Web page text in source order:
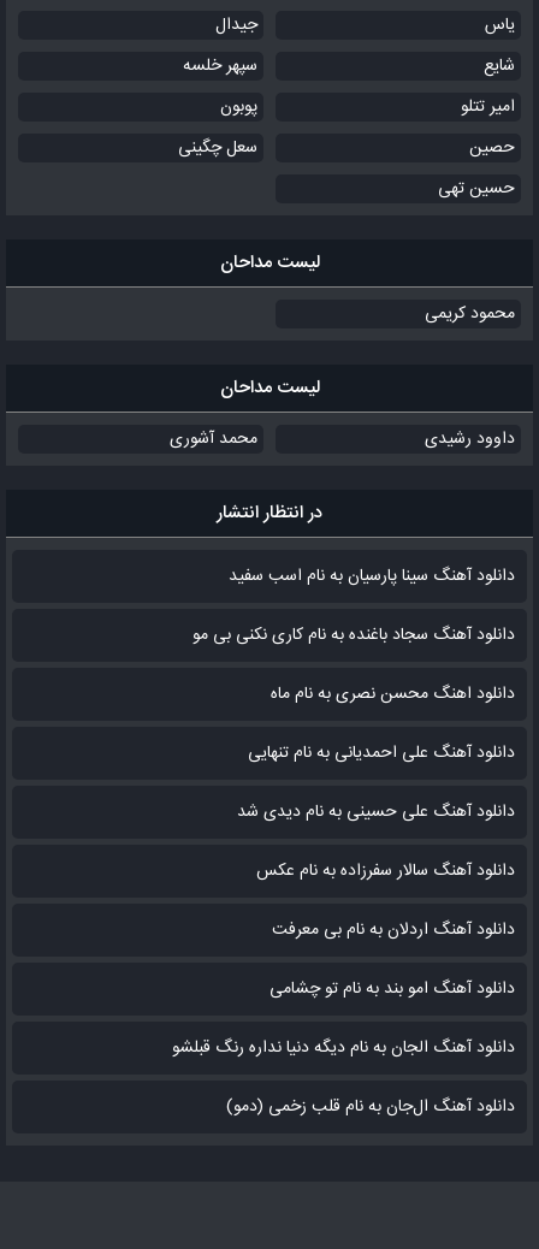
یاس
جیدال
شایع
سپهر خلسه
امیر تتلو
پوبون
حصین
سعل چگینی
حسین تهی
لیست مداحان
محمود کریمی
لیست مداحان
داوود رشیدی محمد آشوری
در انتظار انتشار
دانلود آهنگ سینا پارسیان به نام اسب سفید
دانلود آهنگ سجاد باغنده به نام کاری نکنی بی مو
دانلود اهنگ محسن نصری به نام‌ ماه
دانلود آهنگ علی احمدیانی به نام تنهایی
دانلود آهنگ علی حسینی به نام دیدی شد
دانلود آهنگ سالار سفرزاده به نام عکس
دانلود آهنگ اردلان به نام بی معرفت
دانلود آهنگ امو بند به نام تو چشامی
دانلود آهنگ الجان به نام دیگه دنیا نداره رنگ قبلشو
دانلود آهنگ ال‌جان به نام قلب زخمی (دمو)